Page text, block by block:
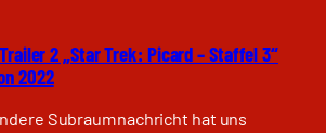
2 „Star Trek: Picard – Staffel 3“
2022
Subraumnachricht hat uns